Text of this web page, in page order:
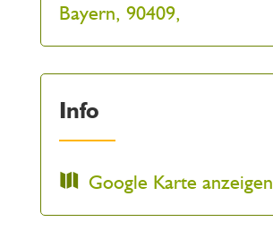
Bayern, 90409,
Info
Google Karte anzeigen